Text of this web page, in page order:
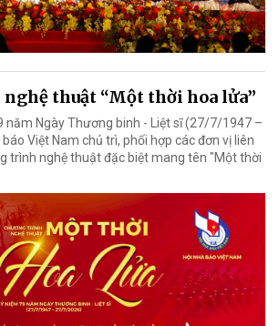
thuật “Một thời hoa lửa”
năm Ngày Thương binh - Liệt sĩ (27/7/1947 –
Việt Nam chủ trì, phối hợp các đơn vị liên
trình nghệ thuật đặc biệt mang tên "Một thời